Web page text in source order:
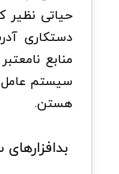
حیاتی نظیر
دستکاری
منابع
سیستم عامل،
هستن.